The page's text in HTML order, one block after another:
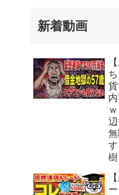
新着動画
樹